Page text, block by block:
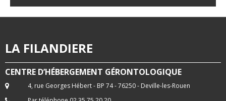
LA FILANDIERE
CENTRE D’HÉBERGEMENT GÉRONTOLOGIQUE
4, rue Georges Hébert - BP 74 - 76250 - Deville-les-Rouen